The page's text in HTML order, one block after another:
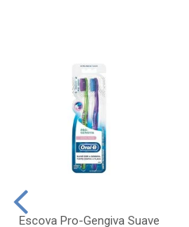
Escova Pro-Gengiva Suave